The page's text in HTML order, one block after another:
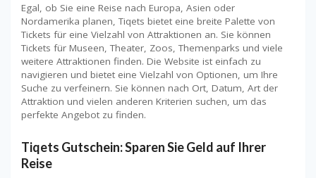
Egal, ob Sie eine Reise nach Europa, Asien oder
Nordamerika planen, Tiqets bietet eine breite Palette von
Tickets für eine Vielzahl von Attraktionen an. Sie können
Tickets für Museen, Theater, Zoos, Themenparks und viele
weitere Attraktionen finden. Die Website ist einfach zu
navigieren und bietet eine Vielzahl von Optionen, um Ihre
Suche zu verfeinern. Sie können nach Ort, Datum, Art der
Attraktion und vielen anderen Kriterien suchen, um das
perfekte Angebot zu finden.
Tiqets Gutschein: Sparen Sie Geld auf Ihrer
Reise